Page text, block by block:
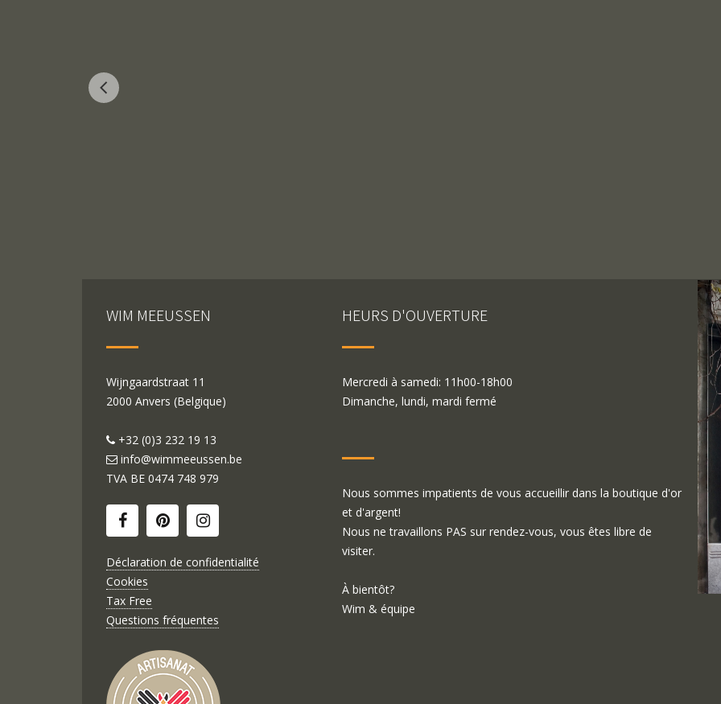
WIM MEEUSSEN
Wijngaardstraat 11
2000 Anvers (Belgique)
+32 (0)3 232 19 13
info@wimmeeussen.be
TVA BE 0474 748 979
Déclaration de confidentialité
Cookies
Tax Free
Questions fréquentes
HEURS D'OUVERTURE
Mercredi à samedi: 11h00-18h00
Dimanche, lundi, mardi fermé
Nous sommes impatients de vous accueillir dans la boutique d'or
et d'argent!
Nous ne travaillons PAS sur rendez-vous, vous êtes libre de
visiter.
À bientôt?
Wim & équipe